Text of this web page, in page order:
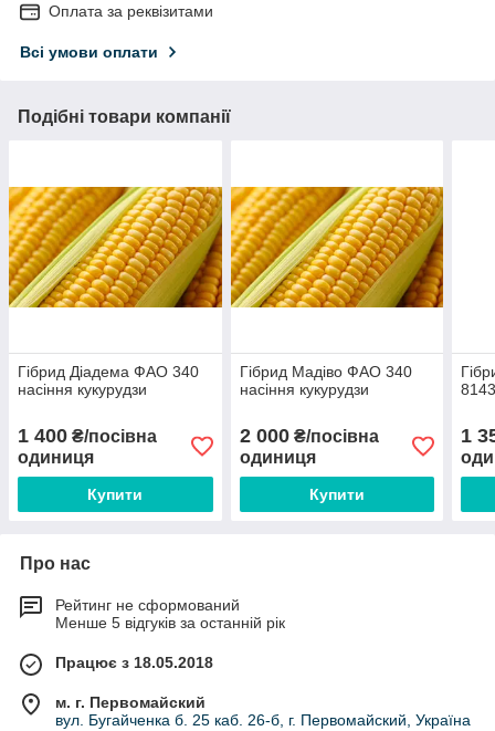
Оплата за реквізитами
Всі умови оплати
Подібні товари компанії
Гібрид Діадема ФАО 340
насіння кукурудзи
1 400 ₴/посівна
одиниця
Купити
Гібрид Мадіво ФАО 340
насіння кукурудзи
2 000₴/посівна
одиниця
Купити
1
Про нас
Рейтинг не сформований
Менше 5 відгуків за останній рік
Працює з 18.05.2018
м. г. Первомайский
вул. Бугайченка б. 25 каб. 26-б, г. Первомайский, Україна